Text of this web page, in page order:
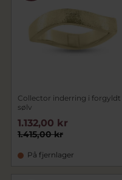
sammensætte flere
Udforsk vores
din
Collector inderring i forgyldt
sølv
1.415,00 kr
1.132,00 kr
På fjernlager